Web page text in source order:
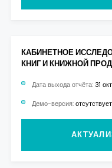
КАБИНЕТНОЕ
КНИГ И КНИЖНОЙ
Дата выхода отчёта: 31
Демо-версия: отсутствует